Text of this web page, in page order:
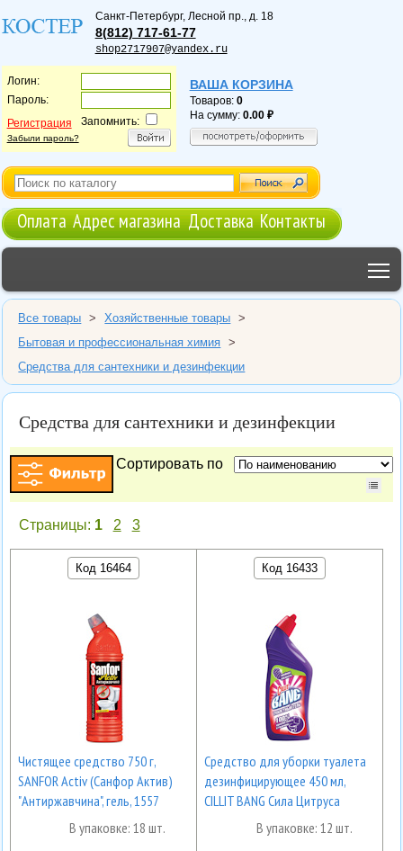
Санкт-Петербург, Лесной пр., д. 18
8(812) 717-61-77
shop2717907@yandex.ru
Логин:
Пароль:
Регистрация
Забыли пароль?
Запомнить:
ВАША КОРЗИНА
Товаров: 0
На сумму: 0.00
Оплата Адрес магазина Доставка Контакты
Все товары > Хозяйственные товары
>
Бытовая и профессиональная химия
>
Средства для сантехники и дезинфекции
Средства для сантехники и дезинфекции
Сортировать по
Страницы: 1 2 3
Код 16464
Чистящее средство 750 г,
SANFOR Activ (Санфор Актив)
"Антиржавчина", гель, 1557
В упаковке: 18 шт.
Код 16433
Средство для уборки туалета
дезинфицирующее 450 мл,
CILLIT BANG Сила Цитруса
В упаковке: 12 шт.